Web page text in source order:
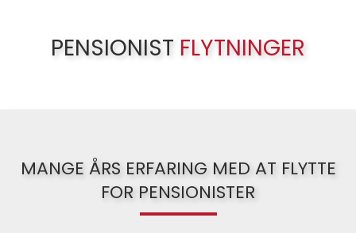
PENSIONIST FLYTNINGER
MANGE ÅRS ERFARING MED AT FLYTTE
FOR PENSIONISTER